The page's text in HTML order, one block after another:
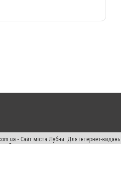
- Сайт міста Лубни. Для інтернет-
Законом.